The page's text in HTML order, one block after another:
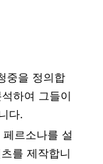
중을 정의합
하여 그들이
다.
르소나를 설
를 제작합니